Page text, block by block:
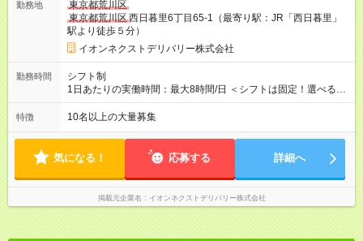
用形態：本採用時と同じです。 給与：月給 263,835
円 ～ 269,219円 上記額にはみなし残業代を含みます。※超過分
は全額支給いたします。 みなし残業代 18,835円以上／月 みなし
残業時間 10時間／月 ※研修および試用期間中は給与が上記にな
り、 その他の待遇に変更はございません。 ■本配属後：月給
276,758円～309,064円 ※定額残業代10h分（19,758円～22,064
円)を含む（超過分は別途支給）
勤務地
東京都荒川区
東京都荒川区西日暮里6丁目65-1（最寄り駅：JR「西日暮里」
駅より徒歩５分）
イオンネクストデリバリー株式会社
勤務時間
シフト制
1日あたりの実働時間：最大8時間/日 ＜シフトは固定！選べる勤
務時間＞ （1）05：00～14：00 （2）07：30～16：30 （3）
12：00～21：00 （4）14：00～23：00 ーーーーーーーーーー
気にせず、通勤できます
特徴 10名以上の大量募集
気になる！ 応募する 詳細へ
掲載元企業名 イオンネクストデリバリー株式会社